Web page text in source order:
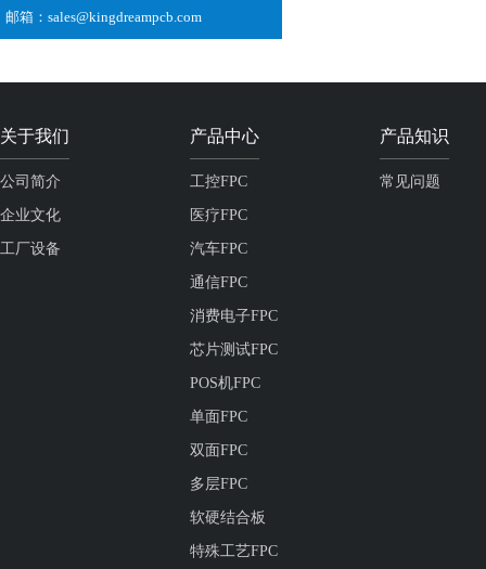
邮箱：sales@kingdreampcb.com
关于我们
公司简介
企业文化
工厂设备
产品中心
工控FPC
医疗FPC
汽车FPC
通信FPC
消费电子FPC
芯片测试FPC
POS机FPC
单面FPC
双面FPC
多层FPC
软硬结合板
特殊工艺FPC
产品知识
常见问题